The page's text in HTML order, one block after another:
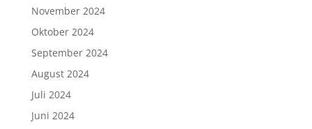
April 2024
März 2024
Februar 2024
Januar 2024
Dezember 2023
November 2023